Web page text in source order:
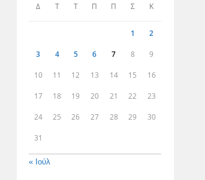
Δ Τ Τ Π Π Σ Κ
1 2
3 4 5 6 7 8 9
10 11 12 13 14 15 16
17 18 19 20 21 22 23
24 25 26 27 28 29 30
31
« Ιούλ